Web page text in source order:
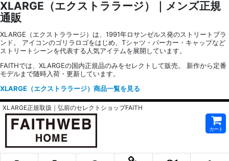
XLARGE（エクストララージ）｜メンズ正規
通販
XLARGE（エクストララージ）は、1991年ロサンゼルス発のストリートブラ
ンド。 アイコンのゴリラロゴをはじめ、Tシャツ・パーカー・キャップなど
ストリートシーンを代表する人気アイテムを展開しています。
FAITHでは、XLARGEの国内正規品のみをセレクトして販売。 新作から定番
モデルまで随時入荷・更新しています。
XLARGE（エクストララージ）商品一覧を見る
XLARGE正規取扱｜弘前のセレクトショップFAITH
カート